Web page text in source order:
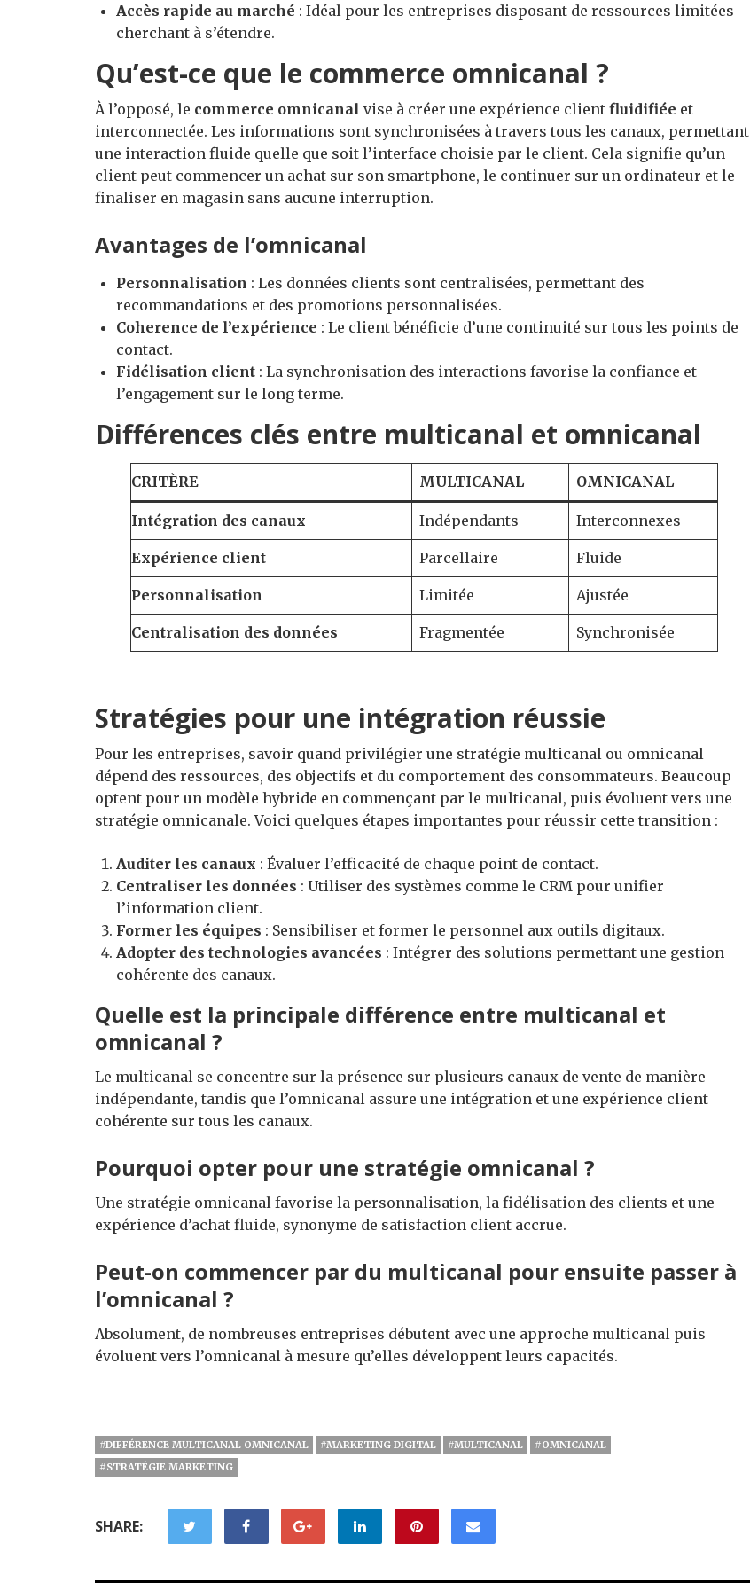
Accès rapide au marché : Idéal pour les entreprises disposant de ressources limitées
cherchant à s’étendre.
Qu’est-ce que le commerce omnicanal ?
À l’opposé, le commerce omnicanal vise à créer une expérience client fluidifiée et
interconnectée. Les informations sont synchronisées à travers tous les canaux, permettant
une interaction fluide quelle que soit l’interface choisie par le client. Cela signifie qu’un
client peut commencer un achat sur son smartphone, le continuer sur un ordinateur et le
finaliser en magasin sans aucune interruption.
Avantages de l’omnicanal
Personnalisation : Les données clients sont centralisées, permettant des
recommandations et des promotions personnalisées.
Coherence de l’expérience : Le client bénéficie d’une continuité sur tous les points de
contact.
Fidélisation client : La synchronisation des interactions favorise la confiance et
l’engagement sur le long terme.
Différences clés entre multicanal et omnicanal
CRITÈRE MULTICANAL OMNICANAL
Intégration des canaux Indépendants Interconnexes
Expérience client Parcellaire Fluide
Personnalisation Limitée Ajustée
Centralisation des données Fragmentée Synchronisée
Stratégies pour une intégration réussie
Pour les entreprises, savoir quand privilégier une stratégie multicanal ou omnicanal
dépend des ressources, des objectifs et du comportement des consommateurs. Beaucoup
optent pour un modèle hybride en commençant par le multicanal, puis évoluent vers une
stratégie omnicanale. Voici quelques étapes importantes pour réussir cette transition :
Auditer les canaux : Évaluer l’efficacité de chaque point de contact.
Centraliser les données : Utiliser des systèmes comme le CRM pour unifier
l’information client.
Former les équipes : Sensibiliser et former le personnel aux outils digitaux.
Adopter des technologies avancées : Intégrer des solutions permettant une gestion
cohérente des canaux.
Quelle est la principale différence entre multicanal et
omnicanal ?
Le multicanal se concentre sur la présence sur plusieurs canaux de vente de manière
indépendante, tandis que l’omnicanal assure une intégration et une expérience client
cohérente sur tous les canaux.
Pourquoi opter pour une stratégie omnicanal ?
Une stratégie omnicanal favorise la personnalisation, la fidélisation des clients et une
expérience d’achat fluide, synonyme de satisfaction client accrue.
Peut-on commencer par du multicanal pour ensuite passer à
l’omnicanal ?
Absolument, de nombreuses entreprises débutent avec une approche multicanal puis
évoluent vers l’omnicanal à mesure qu’elles développent leurs capacités.
#DIFFÉRENCE MULTICANAL OMNICANAL #MARKETING DIGITAL #MULTICANAL
#OMNICANAL
#STRATÉGIE MARKETING
SHARE: